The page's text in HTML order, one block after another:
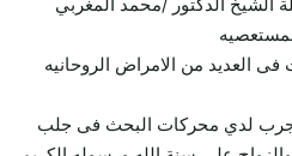
الشيخ الدكتور /محمد المغربي
فى العديد من الامراض الروحانيه
لدي محركات البحث فى جلب